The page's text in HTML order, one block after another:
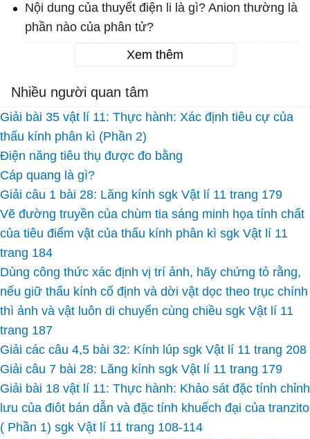
Nội dung của thuyết điện li là gì? Anion thường là
phần nào của phân tử?
Xem thêm
Nhiều người quan tâm
Giải bài 35 vật lí 11: Thực hành: Xác định tiêu cự của
thấu kính phân kì (Phần 2)
Điện năng tiêu thụ được đo bằng
Cáp quang là gì?
Giải câu 1 bài 28: Lăng kính sgk Vật lí 11 trang 179
Vẽ đường truyền của chùm tia sáng minh họa tính chất
của tiêu điểm vật của thấu kính phân kì sgk Vật lí 11
trang 184
Dùng công thức xác định vị trí ảnh, hãy chứng tỏ rằng,
nếu giữ thấu kính cố định và dời vật dọc theo trục chính
thì ảnh và vật luôn di chuyển cùng chiều sgk Vật lí 11
trang 187
Giải các câu 4,5 bài 32: Kính lúp sgk Vật lí 11 trang 208
Giải câu 7 bài 28: Lăng kính sgk Vật lí 11 trang 179
Giải bài 18 vật lí 11: Thực hành: Khảo sát đặc tính chỉnh
lưu của điôt bán dẫn và đặc tính khuếch đại của tranzito
( Phần 1) sgk Vật lí 11 trang 108-114